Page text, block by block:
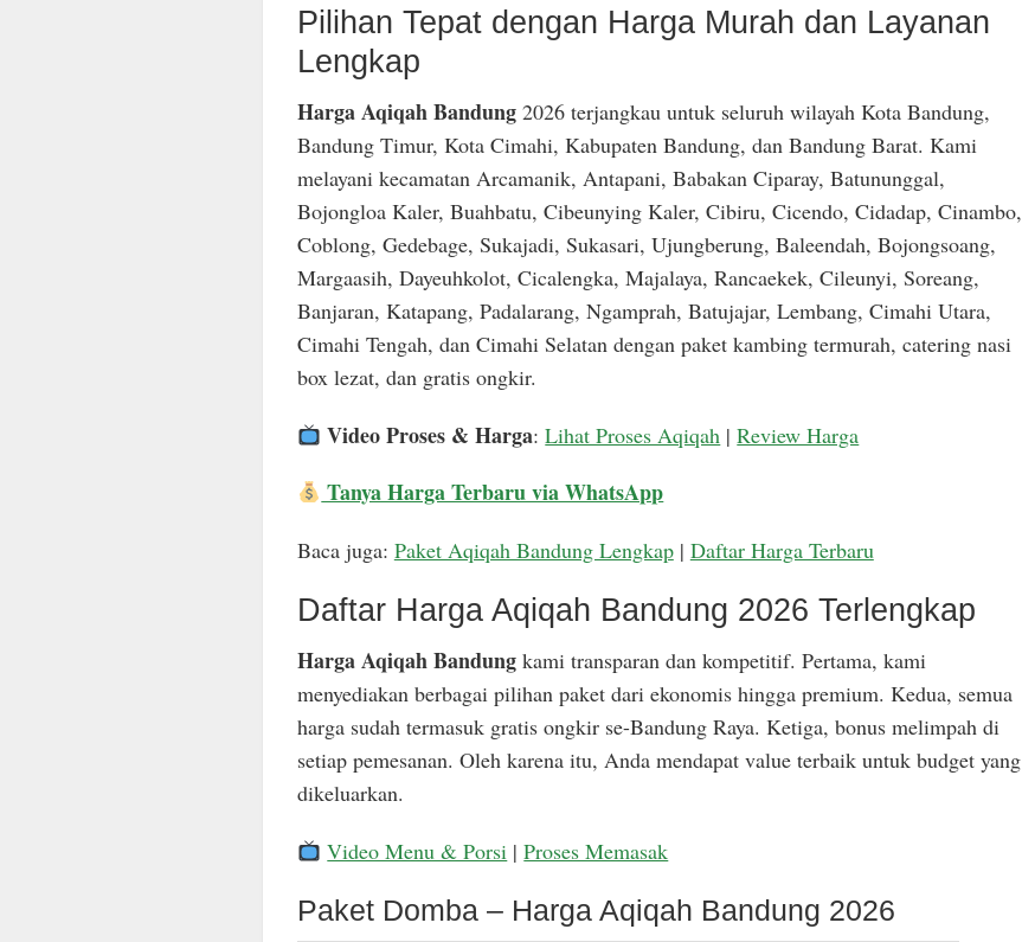
Pilihan Tepat dengan Harga Murah dan Layanan
Lengkap
Harga Aqiqah Bandung2026 terjangkau untuk seluruh wilayah Kota Bandung,
Bandung Timur, Kota Cimahi, Kabupaten Bandung, dan Bandung Barat. Kami
melayani kecamatan Arcamanik, Antapani, Babakan Ciparay, Batununggal,
Bojongloa Kaler, Buahbatu, Cibeunying Kaler, Cibiru, Cicendo, Cidadap, Cinambo,
Coblong, Gedebage, Sukajadi, Sukasari, Ujungberung, Baleendah, Bojongsoang,
Margaasih, Dayeuhkolot, Cicalengka, Majalaya, Rancaekek, Cileunyi, Soreang,
Banjaran, Katapang, Padalarang, Ngamprah, Batujajar, Lembang, Cimahi Utara,
Cimahi Tengah, dan Cimahi Selatan dengan paket kambing termurah, catering nasi
box lezat, dan gratis ongkir.
Video Proses & Harga:Lihat Proses Aqiqah |Review Harga
Tanya Harga Terbaru via WhatsApp
Baca juga: Paket Aqiqah Bandung Lengkap| Daftar Harga Terbaru
Daftar Harga Aqiqah Bandung 2026 Terlengkap
Harga Aqiqah Bandungkami transparan dan kompetitif. Pertama, kami
menyediakan berbagai pilihan paket dari ekonomis hingga premium. Kedua, semua
harga sudah termasuk gratis ongkir se-Bandung Raya. Ketiga, bonus melimpah di
setiap pemesanan. Oleh karena itu, Anda mendapat value terbaik untuk budget yang
dikeluarkan.
Video Menu & Porsi |Proses Memasak
Paket Domba – Harga Aqiqah Bandung 2026